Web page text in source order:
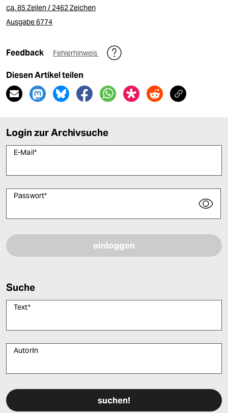
ca. 85 Zeilen / 2462 Zeichen
Ausgabe 6774
Feedback Fehlerhinweis
Diesen Artikel teilen
Login zur Archivsuche
E-Mail*
Passwort*
Suche
Text*
AutorIn